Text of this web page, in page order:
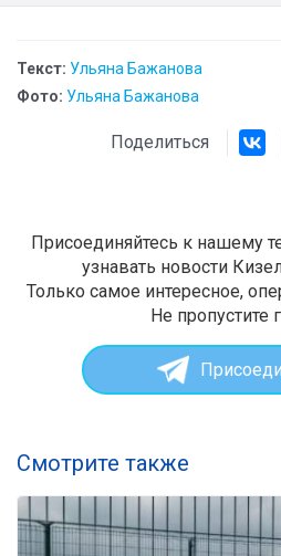
Текст: Ульяна Бажанова
Фото: Ульяна Бажанова
Поделиться
Присоединяйтесь к нашему
узнавать новости
Только самое интересное,
Не пропустите
Смотрите также